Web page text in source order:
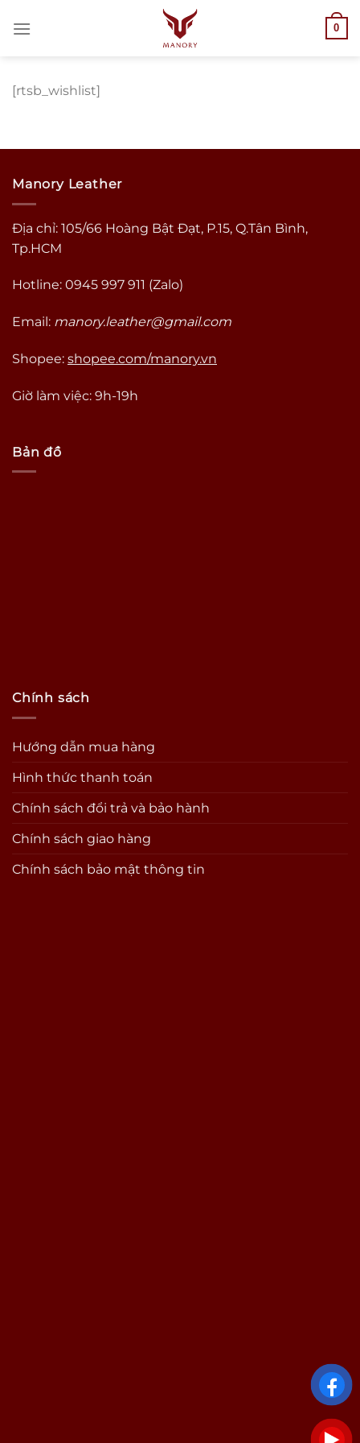
qua
0
[rtsb_wishlist]
Manory Leather
Địa chỉ: 105/66 Hoàng Bật Đạt, P.15, Q.Tân Bình,
Tp.HCM
Hotline: 0945 997 911 (Zalo)
Email: manory.leather@gmail.com
Shopee: shopee.com/manory.vn
Giờ làm việc: 9h-19h
Bản đồ
Chính sách
Hướng dẫn mua hàng
Hình thức thanh toán
Chính sách đổi trả và bảo hành
Chính sách giao hàng
Chính sách bảo mật thông tin